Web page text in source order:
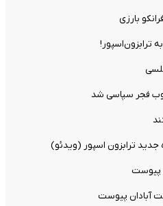
بارزی
ترابزون‌اسپور!
فجر سپاسی شد
جدید ترابزون اسپور (ویدئو)
پیوست
آبادان پیوست